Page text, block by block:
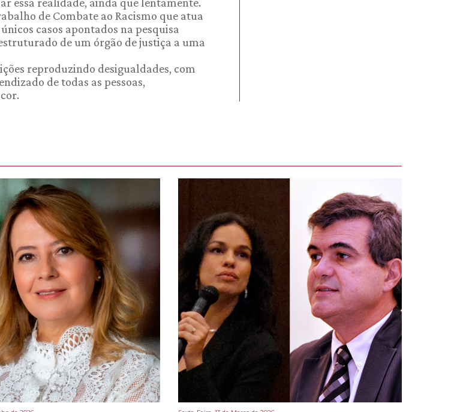
de Combate ao Racismo que atua
casos apontados na pesquisa
de um órgão de justiça a uma
reproduzindo desigualdades, com
de todas as pessoas,